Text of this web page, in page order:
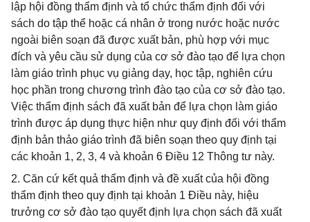
lập hội đồng thẩm định và tổ chức thẩm định đối với
sách do tập thể hoặc cá nhân ở trong nước hoặc nước
ngoài biên soạn đã được xuất bản, phù hợp với mục
đích và yêu cầu sử dụng của cơ sở đào tạo để lựa chọn
làm giáo trình phục vụ giảng dạy, học tập, nghiên cứu
học phần trong chương trình đào tạo của cơ sở đào tạo.
Việc thẩm định sách đã xuất bản để lựa chọn làm giáo
trình được áp dụng thực hiện như quy định đối với thẩm
định bản thảo giáo trình đã biên soạn theo quy định tại
các khoản 1, 2, 3, 4 và khoản 6 Điều 12 Thông tư này.
2. Căn cứ kết quả thẩm định và đề xuất của hội đồng
thẩm định theo quy định tại khoản 1 Điều này, hiệu
trưởng cơ sở đào tạo quyết định lựa chọn sách đã xuất